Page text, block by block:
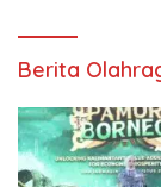
Berita